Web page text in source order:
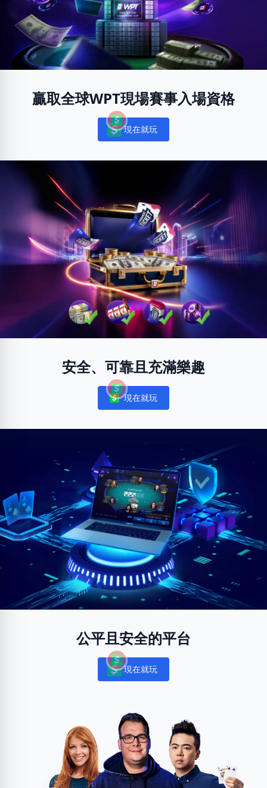
贏取全球WPT現場賽事入場資格
Notifications
現在就玩
安全、可靠且充滿樂趣
Notifications
現在就玩
公平且安全的平台
Notifications
現在就玩